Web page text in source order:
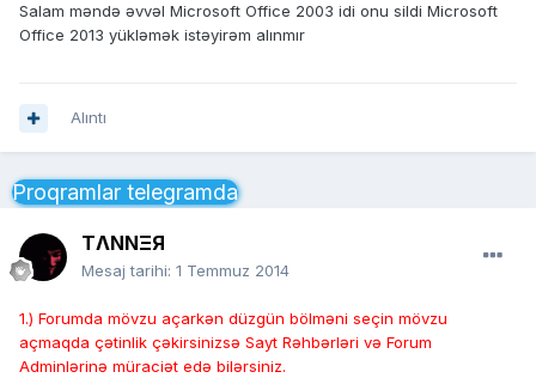
Salam məndə əvvəl Microsoft Office 2003 idi onu sildi Microsoft
Office 2013 yükləmək istəyirəm alınmır
Alıntı
Proqramlar telegramda
TΛNNΞЯ
Mesaj tarihi: 1 Temmuz 2014
1.) Forumda mövzu açarkən düzgün bölməni seçin mövzu
açmaqda çətinlik çəkirsinizsə Sayt Rəhbərləri və Forum
Adminlərinə müraciət edə bilərsiniz.